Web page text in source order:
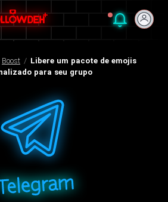
Boost / Libere um pacote de emojis
para seu grupo